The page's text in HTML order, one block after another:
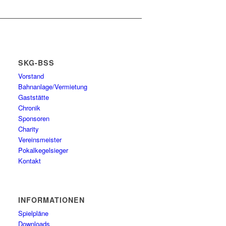
SKG-BSS
Vorstand
Bahnanlage/Vermietung
Gaststätte
Chronik
Sponsoren
Charity
Vereinsmeister
Pokalkegelsieger
Kontakt
INFORMATIONEN
Spielpläne
Downloads